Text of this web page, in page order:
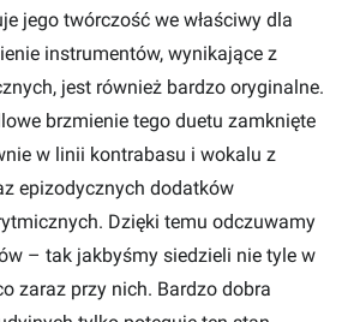
jego twórczość we właściwy dla
instrumentów, wynikające z
jest również bardzo oryginalne.
brzmienie tego duetu zamknięte
w linii kontrabasu i wokalu z
epizodycznych dodatków
Dzięki temu odczuwamy
– tak jakbyśmy siedzieli nie tyle w
zaraz przy nich. Bardzo dobra